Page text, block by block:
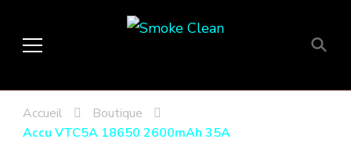
Smoke Clean
Accueil
Boutique
Accu VTC5A 18650 2600mAh 35A